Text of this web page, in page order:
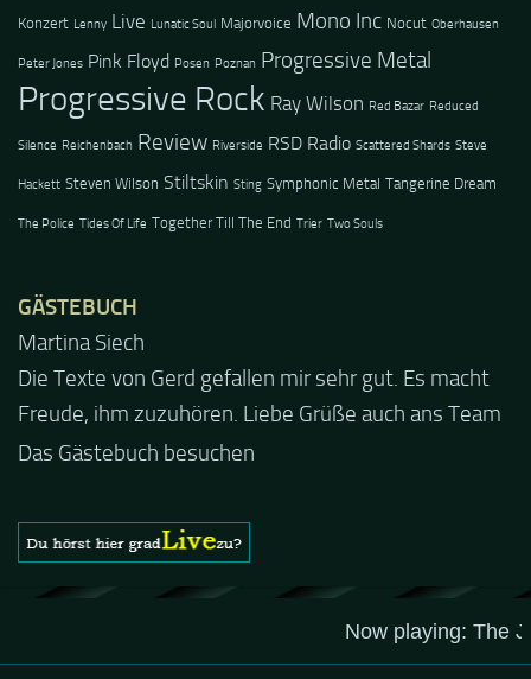
Konzert Lenny Live Lunatic Soul Majorvoice Mono Inc Nocut Oberhausen
Peter Jones Pink Floyd Posen Poznan Progressive Metal
Progressive Rock Ray Wilson Red Bazar Reduced
Silence Reichenbach Review Riverside RSD Radio Scattered Shards Steve
Hackett Steven Wilson Stiltskin Sting Symphonic Metal Tangerine Dream
The Police Tides Of Life Together Till The End Trier Two Souls
GÄSTEBUCH
Jacel
Guten Abend und auch von uns nochmals besten
Dank für die tolle Mucke zur Party! Der aktuelle Live
Stream ist eine schöne Zusammenfassung - Merci...